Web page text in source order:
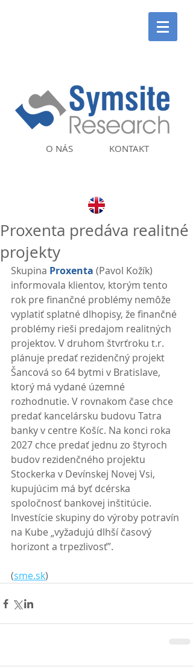
KONTAKT
O NÁS
Proxenta predáva realitné
projekty
Skupina Proxenta (Pavol Kožík)
informovala klientov, ktorým tento
rok pre finančné problémy nemôže
vyplatiť splatné dlhopisy, že finančné
problémy rieši predajom realitných
projektov. V druhom štvrťroku t.r.
plánuje predať rezidenčný projekt
Šancová so 64 bytmi v Bratislave,
ktorý má vydané územné
rozhodnutie. V rovnakom čase chce
predať kancelársku budovu Tatra
banky v centre Košíc. Na konci roka
2027 chce predať jednu zo štyroch
budov rezidenčného projektu
Stockerka v Devínskej Novej Vsi,
kupujúcim má byť dcérska
spoločnosť bankovej inštitúcie.
Investície skupiny do výroby potravín
na Kube „vyžadujú dlhší časový
horizont a trpezlivosť”.
(sme.sk)